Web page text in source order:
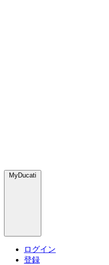
MyDucati
ログイン
登録